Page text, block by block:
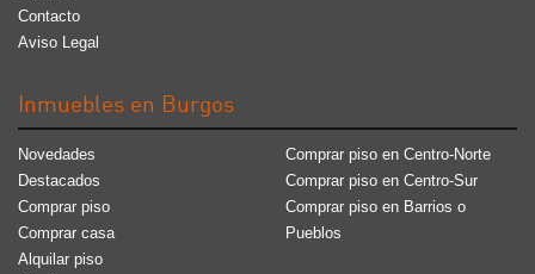
Contacto
Aviso Legal
Inmuebles en Burgos
Novedades
Destacados
Comprar piso
Comprar casa
Alquilar piso
Comprar piso en Centro-Norte
Comprar piso en Centro-Sur
Comprar piso en Barrios o
Pueblos